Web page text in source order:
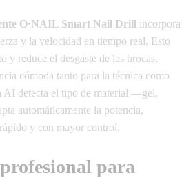
O·NAIL Smart Nail Drill incorpora
y la velocidad en tiempo real. Esto
y reduce el desgaste de las brocas,
cómoda tanto para la técnica como
AI detecta el tipo de material —gel,
automáticamente la potencia,
y con mayor control.
para